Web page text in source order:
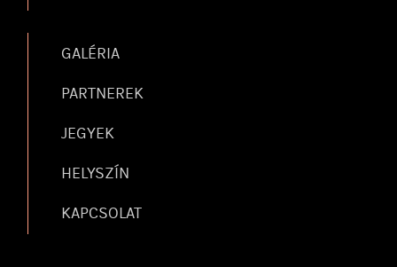
GALÉRIA
PARTNEREK
JEGYEK
HELYSZÍN
KAPCSOLAT